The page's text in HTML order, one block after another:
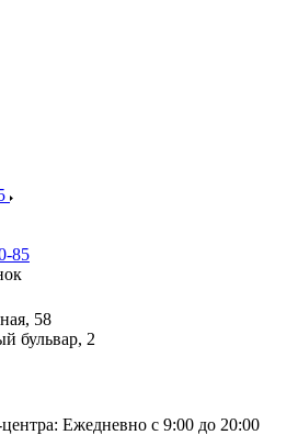
85
58
бульвар, 2
Ежедневно с 9:00 до 20:00